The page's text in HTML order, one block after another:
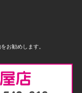
お勧めします。